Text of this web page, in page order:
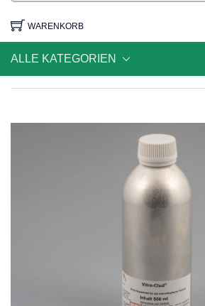
WARENKORB
ALLE KATEGORIEN